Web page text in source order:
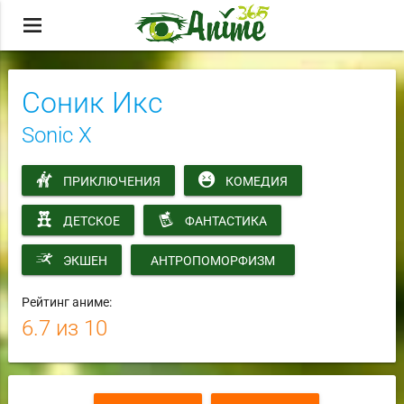
menu
Соник Икс
Sonic X
ПРИКЛЮЧЕНИЯ КОМЕДИЯ
ДЕТСКОЕ ФАНТАСТИКА
ЭКШЕН АНТРОПОМОРФИЗМ
Рейтинг аниме:
6.7из 10